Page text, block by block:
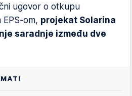
ugovor o otkupu
om, projekat Solarina
saradnje između dve